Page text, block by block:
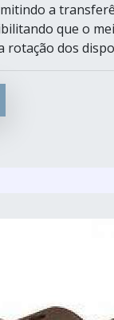
a
que o
rotação dos